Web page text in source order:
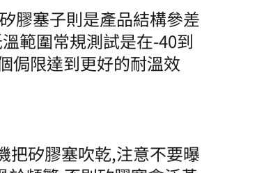
膠塞子則是產品結構參差
範圍常規測試是在-40到
侷限達到更好的耐溫效
把矽膠塞吹乾,注意不要曝